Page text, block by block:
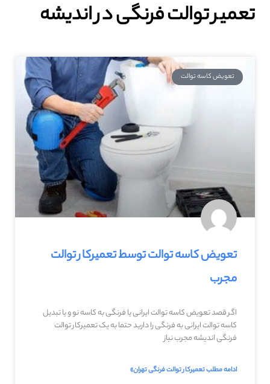
تعمیر توالت فرنگی در اندیشه
تعویض کاسه توالت
تعویض کاسه توالت توسط تعمیرکار توالت
مجرب
اگر قصد تعویض کاسه توالت ایرانی یا فرنگی به کاسه نو و یا تبدیل
کاسه توالت ایرانی به فرنگی را دارید حتما به یک تعمیرکار توالت
فرنگی اندیشه مجرب نیاز
ادامه مطلب تعمیرکار توالت فرنگی تهران»